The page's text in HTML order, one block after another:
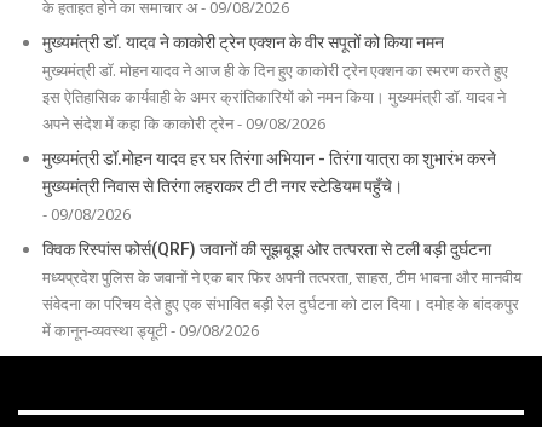
के हताहत होने का समाचार अ - 09/08/2026
मुख्यमंत्री डॉ. यादव ने काकोरी ट्रेन एक्शन के वीर सपूतों को किया नमन
मुख्यमंत्री डॉ. मोहन यादव ने आज ही के दिन हुए काकोरी ट्रेन एक्शन का स्मरण करते हुए
इस ऐतिहासिक कार्यवाही के अमर क्रांतिकारियों को नमन किया। मुख्यमंत्री डॉ. यादव ने
अपने संदेश में कहा कि काकोरी ट्रेन - 09/08/2026
मुख्यमंत्री डॉ.मोहन यादव हर घर तिरंगा अभियान - तिरंगा यात्रा का शुभारंभ करने
मुख्यमंत्री निवास से तिरंगा लहराकर टी टी नगर स्टेडियम पहुँचे।
- 09/08/2026
क्विक रिस्पांस फोर्स(QRF) जवानों की सूझबूझ ओर तत्परता से टली बड़ी दुर्घटना
मध्यप्रदेश पुलिस के जवानों ने एक बार फिर अपनी तत्परता, साहस, टीम भावना और मानवीय
संवेदना का परिचय देते हुए एक संभावित बड़ी रेल दुर्घटना को टाल दिया। दमोह के बांदकपुर
में कानून-व्यवस्था ड्यूटी - 09/08/2026